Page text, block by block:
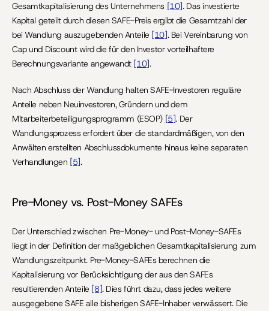
Gesamtkapitalisierung des Unternehmens [10]. Das investierte
Kapital geteilt durch diesen SAFE-Preis ergibt die Gesamtzahl der
bei Wandlung auszugebenden Anteile [10]. Bei Vereinbarung von
Cap und Discount wird die für den Investor vorteilhaftere
Berechnungsvariante angewandt [10].
Nach Abschluss der Wandlung halten SAFE-Investoren reguläre
Anteile neben Neuinvestoren, Gründern und dem
Mitarbeiterbeteiligungsprogramm (ESOP) [5]. Der
Wandlungsprozess erfordert über die standardmäßigen, von den
Anwälten erstellten Abschlussdokumente hinaus keine separaten
Verhandlungen [5].
Pre-Money vs. Post-Money SAFEs
Der Unterschied zwischen Pre-Money- und Post-Money-SAFEs
liegt in der Definition der maßgeblichen Gesamtkapitalisierung zum
Wandlungszeitpunkt. Pre-Money-SAFEs berechnen die
Kapitalisierung vor Berücksichtigung der aus den SAFEs
resultierenden Anteile [8]. Dies führt dazu, dass jedes weitere
ausgegebene SAFE alle bisherigen SAFE-Inhaber verwässert. Die